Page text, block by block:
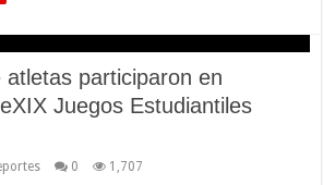
atletas participaron en
Juegos Estudiantiles
0 1,707